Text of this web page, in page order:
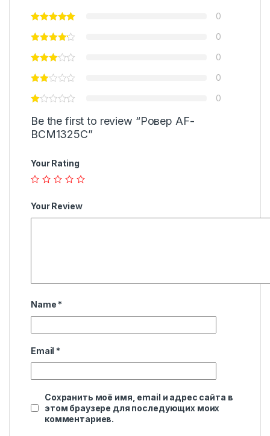
0
0
0
0
0
Be the first to review “Ровер AF-
BCM1325C”
Your Rating
Your Review
Name *
Email *
Сохранить моё имя, email и адрес сайта в
этом браузере для последующих моих
комментариев.